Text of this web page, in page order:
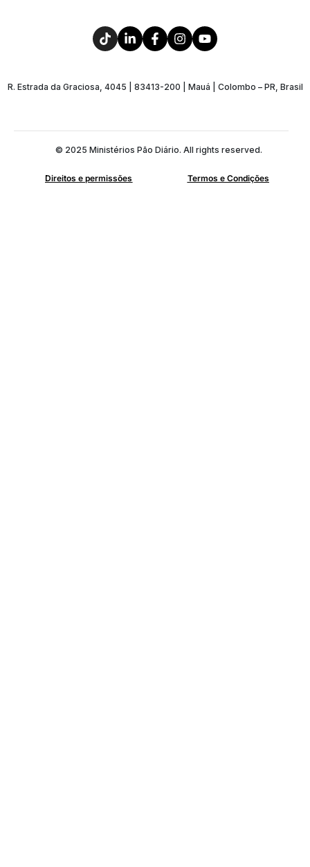
R. Estrada da Graciosa, 4045 | 83413-200 | Mauá | Colombo – PR, Brasil
© 2025 Ministérios Pão Diário. All rights reserved.
Direitos e permissões Termos e Condições